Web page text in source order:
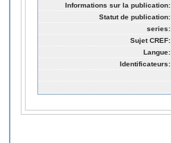
Informations sur la publication:
Statut de publication:
series:
Sujet CREF:
Langue:
Identificateurs: